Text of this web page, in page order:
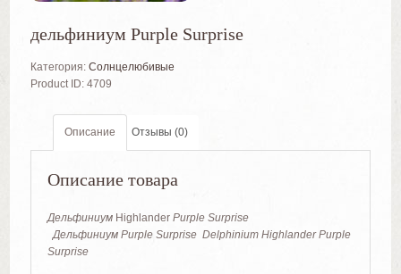
дельфиниум Purple Surprise
Категория: Солнцелюбивые
Product ID: 4709
Описание Отзывы (0)
Описание товара
ДельфиниумHighlander Purple Surprise
Дельфиниум Purple Surprise Delphinium Highlander Purple
Surprise